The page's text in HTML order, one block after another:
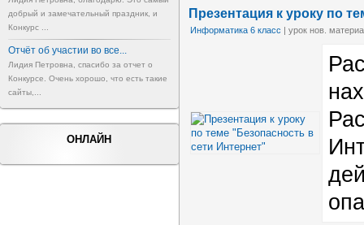
добрый и замечательный праздник, и
Конкурс ...
Отчёт об участии во все...
Лидия Петровна, спасибо за отчет о
Конкурсе. Очень хорошо, что есть такие
сайты,...
ОНЛАЙН
Презентация к уроку по
Информатика 6 класс | урок нов.